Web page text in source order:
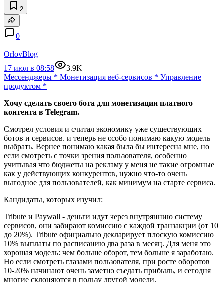
2
0
OrlovBlog
17 июл в 08:58
3.9K
Мессенджеры * Монетизация веб-сервисов * Управление
продуктом *
Хочу сделать своего бота для монетизации платного
контента в Telegram.
Смотрел условия и считал экономику уже существующих
ботов и сервисов, и теперь не особо понимаю какую модель
выбрать. Вернее понимаю какая была бы интересна мне, но
если смотреть с точки зрения пользователя, особенно
учитывая что бюджеты на рекламу у меня не такие огромные
как у действующих конкурентов, нужно что-то очень
выгодное для пользователей, как минимум на старте сервиса.
Кандидаты, которых изучил:
Tribute и Paywall - деньги идут через внутряннию систему
сервисов, они забирают комиссию с каждой транзакции (от 10
до 20%). Tribute официально декларирует плоскую комиссию
10% выплаты по расписанию два раза в месяц. Для меня это
хорошая модель: чем больше оборот, тем больше я заработаю.
Но если смотреть глазами пользователя, при росте оборотов
10-20% начинают очень заметно съедать прибыль, и сегодня
многие склоняются в пользу другой модели.